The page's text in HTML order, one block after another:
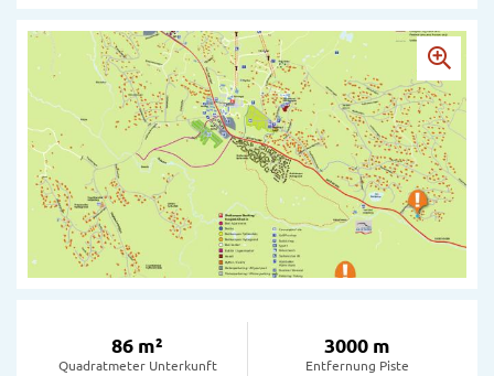
86 m²
Quadratmeter Unterkunft
3000 m
Entfernung Piste